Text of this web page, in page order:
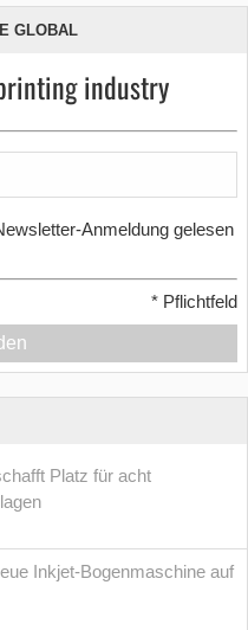
GLOBAL
industry
Anmeldung gelesen
* Pflichtfeld
Platz für acht
Inkjet-Bogenmaschine auf